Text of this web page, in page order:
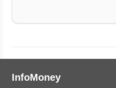
InfoMoney